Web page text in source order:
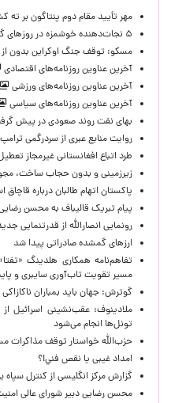
مهر تأیید مقام دوم پنتاگون بر ته
۵ نجات‌دهنده خوشمزه در روزهای گرم/ اینفوگرافی
مسکو: توقف جنگ اوکراین بدون
آخرین عناوین روزنامه‌های اقتصادی
آخرین عناوین روزنامه‌های ورزشی
آخرین عناوین روزنامه‌های سیاسی
بهای نفت روند صعودی در پیش
روایت منابع عبری از سردرگمی
طرد اتباع افغانستانی غیرمجاز
زیرزمینی و بدون حجاب ساخت،
پاکستان اتهام طالبان درباره قاچاق
پیام تبریک قالیباف به محسن
رونمایی انصارالله از قدرتنمایی
ارزهای گمشده صادراتی پیدا شد
تفاهم‌نامه همکاری هلدینگ
مسیر تقویت تاب‌آوری سایبری و
گوترش: جهان باید بمباران ناکازاکی
ملادینوف: عقب‌نشینی اسرائیل
تونل‌ها انجام می‌شود
حزب‌الله خواستار توقف مذاکرات
امداد غیبی يا نقص فني!؟
گزارش مرکز انگلیسی از کنترل سپاه
محسن رضایی دبیر شورای عالی